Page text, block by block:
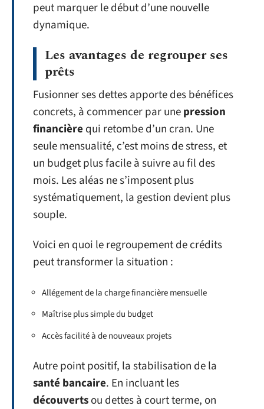
peut marquer le début d’une nouvelle
dynamique.
Les avantages de regrouper ses
prêts
Fusionner ses dettes apporte des bénéfices
concrets, à commencer par unepression
financière qui retombe d’un cran. Une
seule mensualité, c’est moins de stress, et
un budget plus facile à suivre au fil des
mois. Les aléas ne s’imposent plus
systématiquement, la gestion devient plus
souple.
Voici en quoi le regroupement de crédits
peut transformer la situation :
Allégement de la charge financière mensuelle
Maîtrise plus simple du budget
Accès facilité à de nouveaux projets
Autre point positif, la stabilisation de la
santé bancaire. En incluant les
découvertsou dettes à court terme, on